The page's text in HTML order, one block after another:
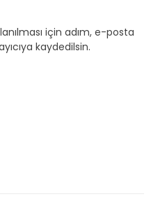
için adım, e-posta
kaydedilsin.